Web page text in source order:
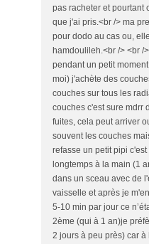
pas racheter et pourtant
que j'ai pris.<br /> ma
pour dodo au cas ou,
hamdoulileh.<br /> <br /
pendant un petit
moi) j'achète des
couches sur tous les
couches c'est sure mdrr
fuites, cela peut arriver
souvent les couches
refasse un petit pipi
longtemps à la main (1
dans un sceau avec de
vaisselle et après je
5-10 min par jour ce
2ème (qui à 1 an)je
2 jours à peu près) car